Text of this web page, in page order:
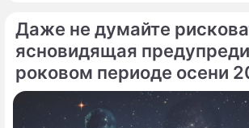
сцену приобрела абсолютно
бескомпромиссный характер.
Даже не думайте
ясновидящая
роковом периоде осени